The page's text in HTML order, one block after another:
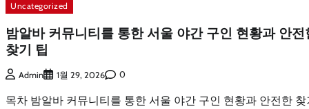
Uncategorized
밤알바 커뮤니티를 통한 서울 야간 구인 현황과 안전
찾기 팁
Admin 1월 29, 2026 0
목차 밤알바 커뮤니티를 통한 서울 야간 구인 현황과 안전한 찾